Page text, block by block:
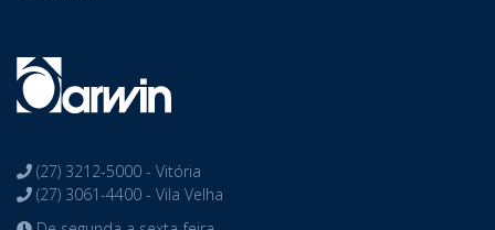
(27) 3212-5000 - Vitória
(27) 3061-4400 - Vila Velha